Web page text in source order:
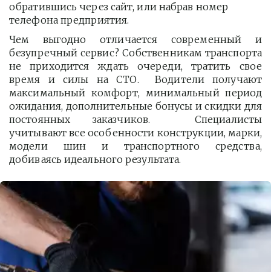
обратившись через сайт, или набрав номер
телефона предприятия.
Чем выгодно отличается современный и
безупречный сервис? Собственникам транспорта
не приходится ждать очереди, тратить свое
время и силы на СТО. Водители получают
максимальный комфорт, минимальный период
ожидания, дополнительные бонусы и скидки для
постоянных заказчиков. Специалисты
учитывают все особенности конструкции, марки,
модели шин и транспортного средства,
добиваясь идеального результата.